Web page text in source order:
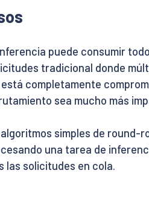
puede consumir
tradicional donde
está completamente
sea mucho más
simples de
una tarea de
las solicitudes en cola.